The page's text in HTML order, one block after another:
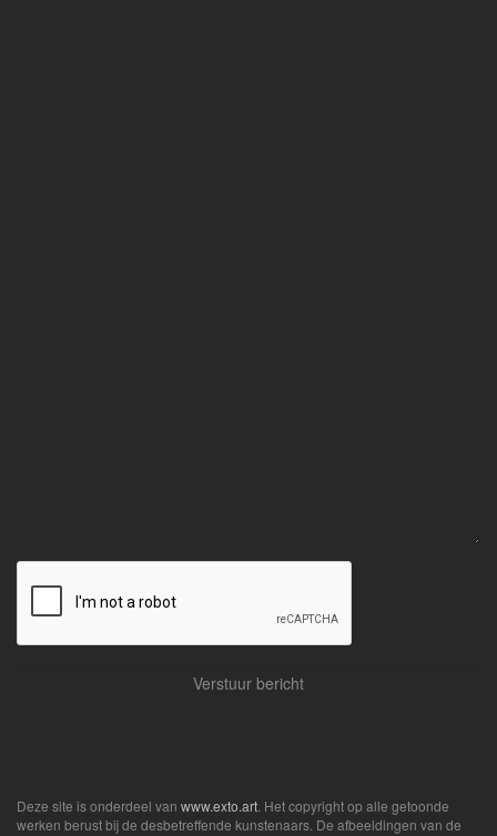
Deze site is onderdeel van www.exto.art . Het copyright op alle getoonde
werken berust bij de desbetreffende kunstenaars. De afbeeldingen van de